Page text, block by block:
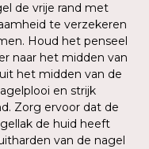
de vrije rand met
te verzekeren
Houd het penseel
naar het midden van
het midden van de
en strijk
Zorg ervoor dat de
de huid heeft
van de nagel